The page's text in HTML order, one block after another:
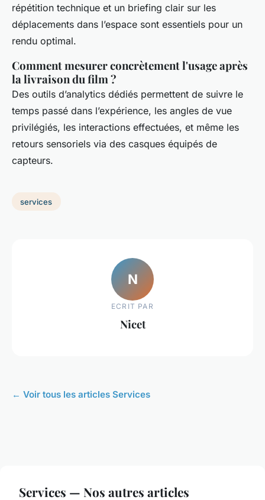
répétition technique et un briefing clair sur les
déplacements dans l’espace sont essentiels pour un
rendu optimal.
Comment mesurer concrètement l'usage après
la livraison du film ?
Des outils d’analytics dédiés permettent de suivre le
temps passé dans l’expérience, les angles de vue
privilégiés, les interactions effectuées, et même les
retours sensoriels via des casques équipés de
capteurs.
services
N
ECRIT PAR
Nicet
← Voir tous les articles Services
Services — Nos autres articles